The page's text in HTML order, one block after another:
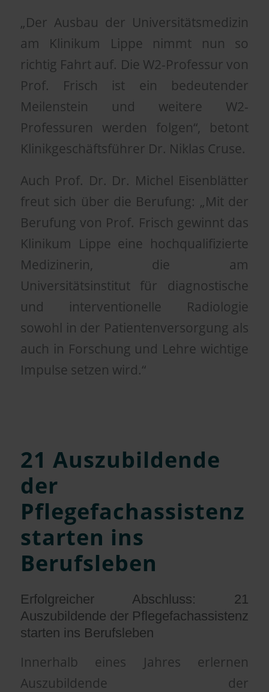
„Der Ausbau der Universitätsmedizin
am Klinikum Lippe nimmt nun so
richtig Fahrt auf. Die W2-Professur von
Prof. Frisch ist ein bedeutender
Meilenstein und weitere W2-
Professuren werden folgen“, betont
Klinikgeschäftsführer Dr. Niklas Cruse.
Auch Prof. Dr. Dr. Michel Eisenblätter
freut sich über die Berufung: „Mit der
Berufung von Prof. Frisch gewinnt das
Klinikum Lippe eine hochqualifizierte
Medizinerin, die am
Universitätsinstitut für diagnostische
und interventionelle Radiologie
sowohl in der Patientenversorgung als
auch in Forschung und Lehre wichtige
Impulse setzen wird.“
21 Auszubildende
der
Pflegefachassistenz
starten ins
Berufsleben
Erfolgreicher Abschluss: 21
Auszubildende der Pflegefachassistenz
starten ins Berufsleben
Innerhalb eines Jahres erlernen
Auszubildende der